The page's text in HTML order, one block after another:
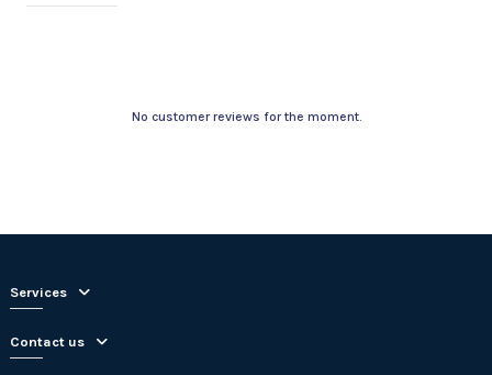
No customer reviews for the moment.
Services
Contact us